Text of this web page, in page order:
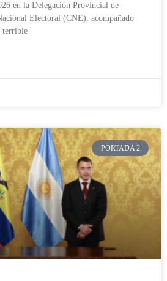
en la Delegación Provincial de
Electoral (CNE), acompañado
terrible
PORTADA 2